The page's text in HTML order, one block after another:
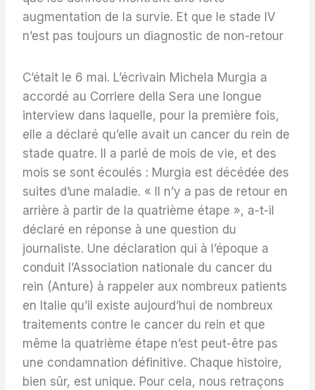
augmentation de la survie. Et que le stade IV
n’est pas toujours un diagnostic de non-retour
C’était le 6 mai. L’écrivain Michela Murgia a
accordé au Corriere della Sera une longue
interview dans laquelle, pour la première fois,
elle a déclaré qu’elle avait un cancer du rein de
stade quatre. Il a parlé de mois de vie, et des
mois se sont écoulés : Murgia est décédée des
suites d’une maladie. « Il n’y a pas de retour en
arrière à partir de la quatrième étape », a-t-il
déclaré en réponse à une question du
journaliste. Une déclaration qui à l’époque a
conduit l’Association nationale du cancer du
rein (Anture) à rappeler aux nombreux patients
en Italie qu’il existe aujourd’hui de nombreux
traitements contre le cancer du rein et que
même la quatrième étape n’est peut-être pas
une condamnation définitive. Chaque histoire,
bien sûr, est unique. Pour cela, nous retraçons